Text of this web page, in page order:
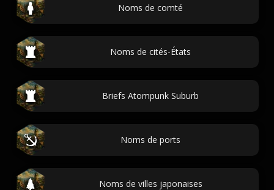
Noms de comté
Noms de cités-États
Briefs Atompunk Suburb
Noms de ports
Noms de villes japonaises